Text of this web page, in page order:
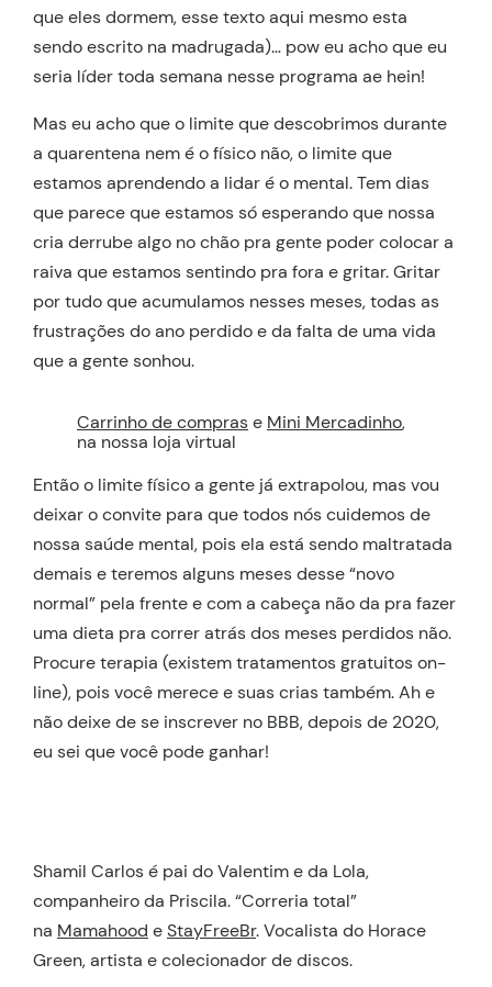
que eles dormem, esse texto aqui mesmo esta
sendo escrito na madrugada)… pow eu acho que eu
seria líder toda semana nesse programa ae hein!
Mas eu acho que o limite que descobrimos durante
a quarentena nem é o físico não, o limite que
estamos aprendendo a lidar é o mental. Tem dias
que parece que estamos só esperando que nossa
cria derrube algo no chão pra gente poder colocar a
raiva que estamos sentindo pra fora e gritar. Gritar
por tudo que acumulamos nesses meses, todas as
frustrações do ano perdido e da falta de uma vida
que a gente sonhou.
Carrinho de comprase Mini Mercadinho,
na nossa loja virtual
Então o limite físico a gente já extrapolou, mas vou
deixar o convite para que todos nós cuidemos de
nossa saúde mental, pois ela está sendo maltratada
demais e teremos alguns meses desse “novo
normal” pela frente e com a cabeça não da pra fazer
uma dieta pra correr atrás dos meses perdidos não.
Procure terapia (existem tratamentos gratuitos on-
line), pois você merece e suas crias também. Ah e
não deixe de se inscrever no BBB, depois de 2020,
eu sei que você pode ganhar!
Shamil Carlos é pai do Valentim e da Lola,
companheiro da Priscila. “Correria total”
na Mamahood eStayFreeBr. Vocalista do Horace
Green, artista e colecionador de discos.